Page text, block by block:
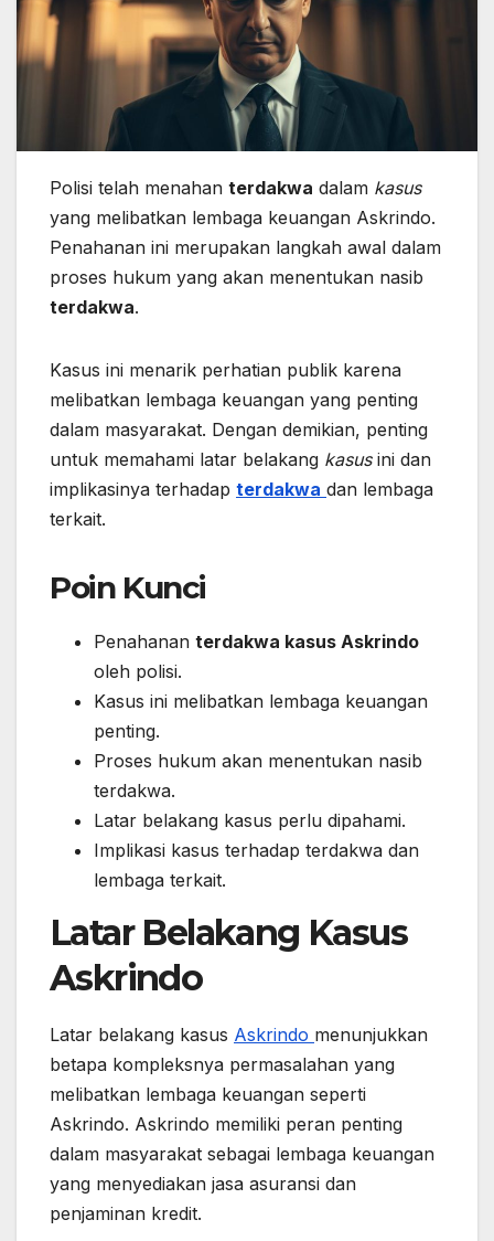
Polisi telah menahan terdakwa dalam kasus
yang melibatkan lembaga keuangan Askrindo.
Penahanan ini merupakan langkah awal dalam
proses hukum yang akan menentukan nasib
terdakwa.
Kasus ini menarik perhatian publik karena
melibatkan lembaga keuangan yang penting
dalam masyarakat. Dengan demikian, penting
untuk memahami latar belakang kasusini dan
implikasinya terhadap terdakwa dan lembaga
terkait.
Poin Kunci
Penahanan terdakwa kasus Askrindo
oleh polisi.
Kasus ini melibatkan lembaga keuangan
penting.
Proses hukum akan menentukan nasib
terdakwa.
Latar belakang kasus perlu dipahami.
Implikasi kasus terhadap terdakwa dan
lembaga terkait.
Latar Belakang Kasus
Askrindo
Latar belakang kasus Askrindo menunjukkan
betapa kompleksnya permasalahan yang
melibatkan lembaga keuangan seperti
Askrindo. Askrindo memiliki peran penting
dalam masyarakat sebagai lembaga keuangan
yang menyediakan jasa asuransi dan
penjaminan kredit.